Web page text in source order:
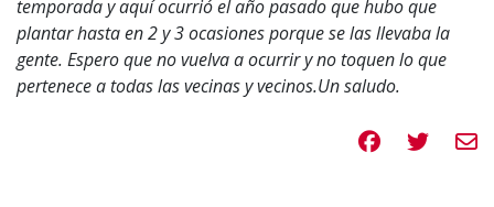
temporada y aquí ocurrió el año pasado que hubo que
plantar hasta en 2 y 3 ocasiones porque se las llevaba la
gente. Espero que no vuelva a ocurrir y no toquen lo que
pertenece a todas las vecinas y vecinos.Un saludo.
Compartir en